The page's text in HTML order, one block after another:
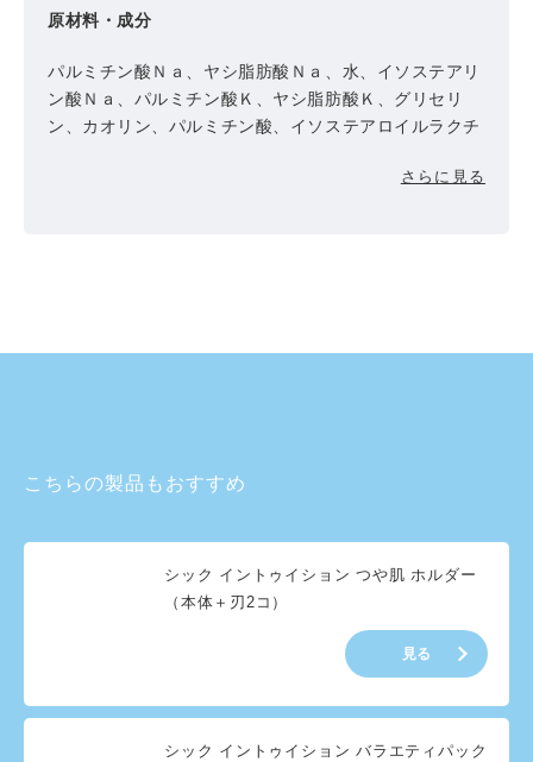
原材料・成分
パルミチン酸Ｎａ、ヤシ脂肪酸Ｎａ、水、イソステアリ
ン酸Ｎａ、パルミチン酸Ｋ、ヤシ脂肪酸Ｋ、グリセリ
ン、カオリン、パルミチン酸、イソステアロイルラクチ
ス、酸化チタン、塩化Ｎａ、香料、イソステアリン酸、
さらに見る
こちらの製品もおすすめ
シック イントゥイション つや肌 ホルダー
（本体＋刃2コ）
見る
シック イントゥイション バラエティパック